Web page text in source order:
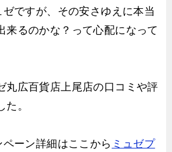
ですが、その安さゆえに本当
来るのかな？って心配になって
丸広百貨店上尾店の口コミや評
。
ーン詳細はここから ミュゼプ